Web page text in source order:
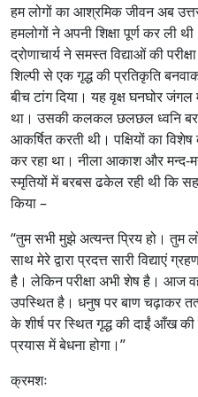
हम लोगों का आश्रमिक जीवन अब
हमलोगों ने अपनी शिक्षा पूर्ण कर ली
द्रोणाचार्य ने समस्त विद्याओं की
शिल्पी से एक गृद्ध की प्रतिकृति
बीच टांग दिया। यह वृक्ष घनघोर
था। उसकी कलकल छलछल ध्वनि
आकर्षित करती थी। पक्षियों का
कर रहा था। नीला आकाश और मन्द-
स्मृतियों में बरबस ढकेल रही थी कि
किया –
“तुम सभी मुझे अत्यन्त प्रिय हो। तुम
साथ मेरे द्वारा प्रदत्त सारी विद्याएं
है। लेकिन परीक्षा अभी शेष है। आज
उपस्थित है। धनुष पर बाण चढ़ाकर
के शीर्ष पर स्थित गृद्ध की दाईं आँख
प्रयास में बेधना होगा।”
क्रमशः